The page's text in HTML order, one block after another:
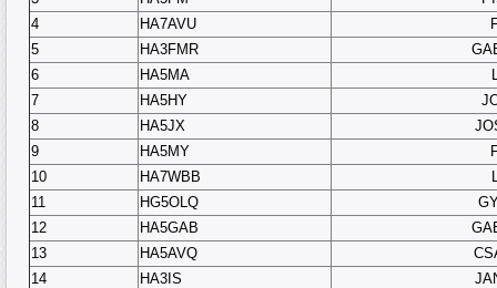
4
HA7AVU
5
HA3FMR
6
HA5MA
7
HA5HY
8
HA5JX
9
HA5MY
10
HA7WBB
11
HG5OLQ
12
HA5GAB
13
HA5AVQ
14
HA3IS